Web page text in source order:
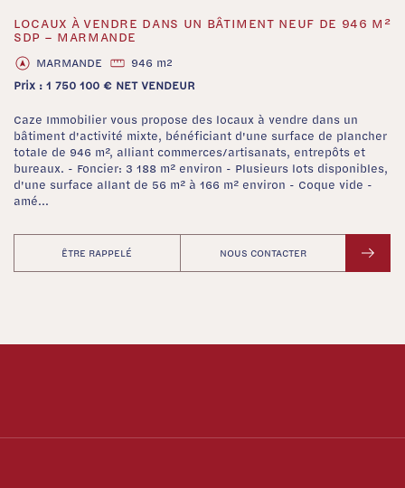
‹ ›
LOCAUX À VENDRE DANS UN BÂTIMENT NEUF DE 946 M²
SDP – MARMANDE
MARMANDE 946 m2
Prix : 1 750 100 € NET VENDEUR
Caze Immobilier vous propose des locaux à vendre dans un
bâtiment d'activité mixte, bénéficiant d'une surface de plancher
totale de 946 m², alliant commerces/artisanats, entrepôts et
bureaux. - Foncier: 3 188 m² environ - Plusieurs lots disponibles,
d'une surface allant de 56 m² à 166 m² environ - Coque vide -
amé...
ÊTRE RAPPELÉ NOUS CONTACTER